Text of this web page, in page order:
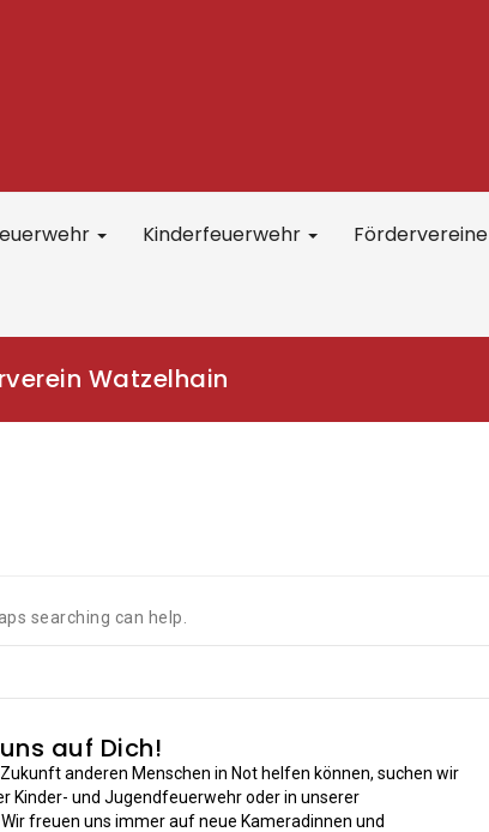
Kinderfeuerwehr Fördervereine
Watzelhain
searching can help.
auf Dich!
anderen Menschen in Not helfen können, suchen wir
Kinder- und Jugendfeuerwehr oder in unserer
freuen uns immer auf neue Kameradinnen und